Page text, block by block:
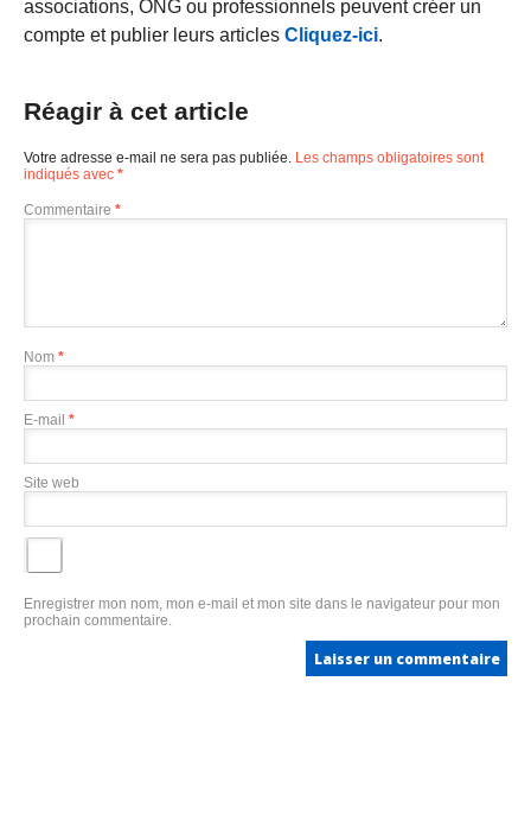
associations, ONG ou professionnels peuvent créer un
compte et publier leurs articles Cliquez-ici.
Réagir à cet article
Votre adresse e-mail ne sera pas publiée. Les champs obligatoires sont
indiqués avec *
Commentaire *
Nom *
E-mail *
Site web
Enregistrer mon nom, mon e-mail et mon site dans le navigateur pour mon
prochain commentaire.